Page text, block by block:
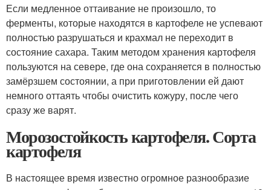
Если медленное оттаивание не произошло, то
ферменты, которые находятся в картофеле не успевают
полностью разрушаться и крахмал не переходит в
состояние сахара. Таким методом хранения картофеля
пользуются на севере, где она сохраняется в полностью
замёрзшем состоянии, а при приготовлении ей дают
немного оттаять чтобы очистить кожуру, после чего
сразу же варят.
Морозостойкость картофеля. Сорта
картофеля
В настоящее время известно огромное разнообразие